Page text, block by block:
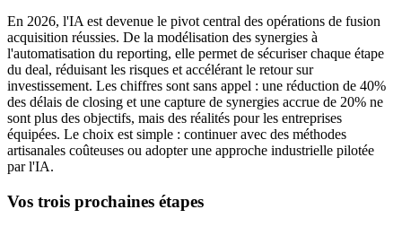
En 2026, l'IA est devenue le pivot central des opérations de fusion
acquisition réussies. De la modélisation des synergies à
l'automatisation du reporting, elle permet de sécuriser chaque étape
du deal, réduisant les risques et accélérant le retour sur
investissement. Les chiffres sont sans appel : une réduction de 40%
des délais de closing et une capture de synergies accrue de 20% ne
sont plus des objectifs, mais des réalités pour les entreprises
équipées. Le choix est simple : continuer avec des méthodes
artisanales coûteuses ou adopter une approche industrielle pilotée
par l'IA.
Vos trois prochaines étapes